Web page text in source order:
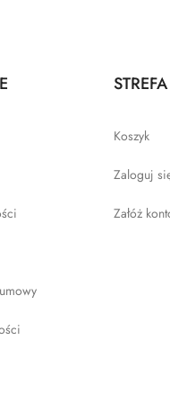
Koszyk
Zaloguj
Załóż